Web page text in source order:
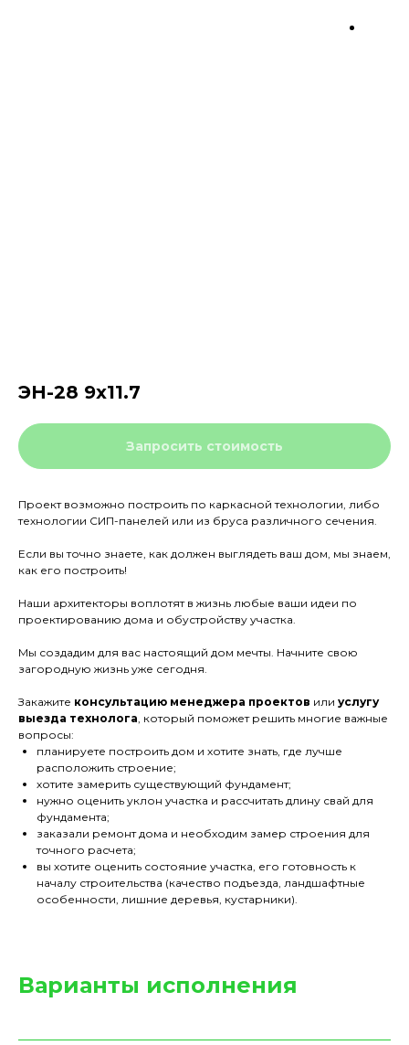
ЭН-28 9х11.7
Запросить стоимость
Проект возможно построить по каркасной технологии, либо
технологии СИП-панелей или из бруса различного сечения.
Если вы точно знаете, как должен выглядеть ваш дом, мы знаем,
как его построить!
Наши архитекторы воплотят в жизнь любые ваши идеи по
проектированию дома и обустройству участка.
Мы создадим для вас настоящий дом мечты. Начните свою
загородную жизнь уже сегодня.
Закажите консультацию менеджера проектов или услугу
выезда технолога, который поможет решить многие важные
вопросы:
планируете построить дом и хотите знать, где лучше
расположить строение;
хотите замерить существующий фундамент;
нужно оценить уклон участка и рассчитать длину свай для
фундамента;
заказали ремонт дома и необходим замер строения для
точного расчета;
вы хотите оценить состояние участка, его готовность к
началу строительства (качество подъезда, ландшафтные
особенности, лишние деревья, кустарники).
Варианты исполнения